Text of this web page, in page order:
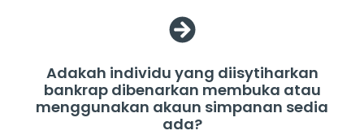
Adakah individu yang diisytiharkan
bankrap dibenarkan membuka atau
menggunakan akaun simpanan sedia
ada?